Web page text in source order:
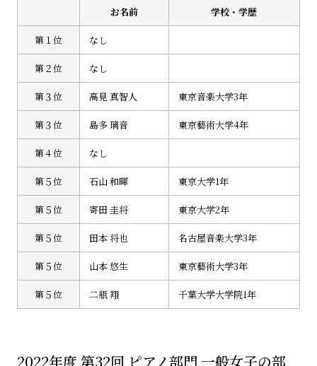
お名前 学校・学歴
第１位 なし
第２位 なし
第３位 高見 真智人 東京音楽大学3年
第３位 島多 璃音 東京藝術大学4年
第４位 なし
第５位 石山 和暉 東京大学1年
第５位 寄田 圭将 東京大学2年
第５位 田本 将也 名古屋音楽大学3年
第５位 山本 悠生 東京藝術大学3年
第５位 二瓶 翔 千葉大学大学院1年
2022年度 第32回 ピアノ部門 一般女子の部